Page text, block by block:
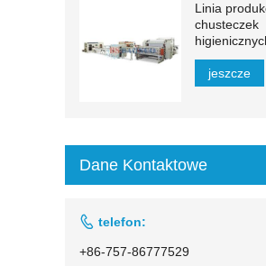
Linia
chusteczek
transferem
2200 mm
jeszcze
Dane Kontaktowe
 telefon:
+86-757-86777529